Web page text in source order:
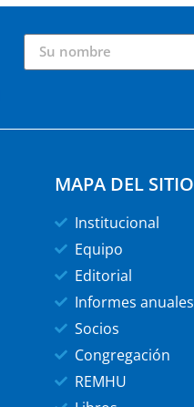
MAPA DEL SITIO
Institucional
Equipo
Editorial
Informes anuales
Socios
Congregación
REMHU